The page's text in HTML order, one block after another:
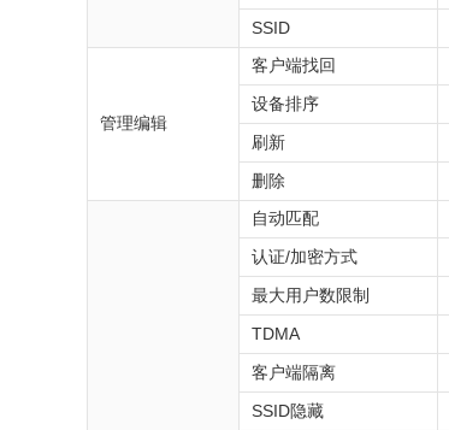
SSID
管理编辑
客户端找回
设备排序
刷新
删除
自动匹配
认证/加密方式
最大用户数限制
TDMA
客户端隔离
SSID隐藏